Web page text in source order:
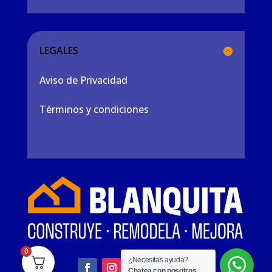
LEGALES
Aviso de Privacidad
Términos y condiciones
¿Necesitas ayuda?
0